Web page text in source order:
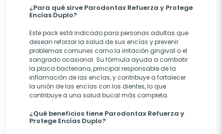
¿Para qué sirve Parodontax Refuerza y Protege
Encías Duplo?
Este pack está indicado para personas adultas que
desean reforzar la salud de sus encías y prevenir
problemas comunes como la irritación gingival o el
sangrado ocasional. Su fórmula ayuda a combatir
la placa bacteriana, principal responsable de la
inflamación de las encías, y contribuye a fortalecer
la unión de las encías con los dientes, lo que
contribuye a una salud bucal más completa.
¿Qué beneficios tiene Parodontax Refuerza y
Protege Encías Duplo?